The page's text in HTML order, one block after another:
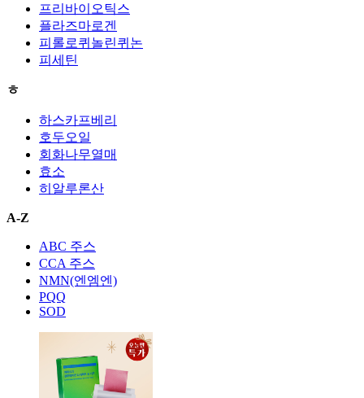
프리바이오틱스
플라즈마로겐
피롤로퀴놀린퀴논
피세틴
ㅎ
하스카프베리
호두오일
회화나무열매
효소
히알루론산
A-Z
ABC 주스
CCA 주스
NMN(엔엠엔)
PQQ
SOD